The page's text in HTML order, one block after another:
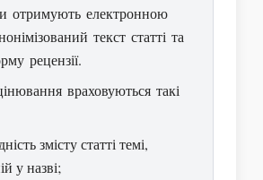
отримують електронною
текст статті та
рецензії.
враховуються такі
змісту статті темі,
у назві;